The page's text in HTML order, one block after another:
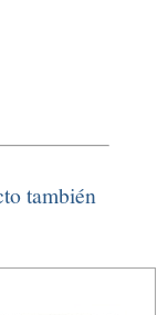
también